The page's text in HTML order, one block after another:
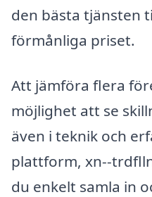
den bästa tjänsten
förmånliga priset.
Att jämföra flera
möjlighet att se
även i teknik och
plattform, xn--
du enkelt samla in